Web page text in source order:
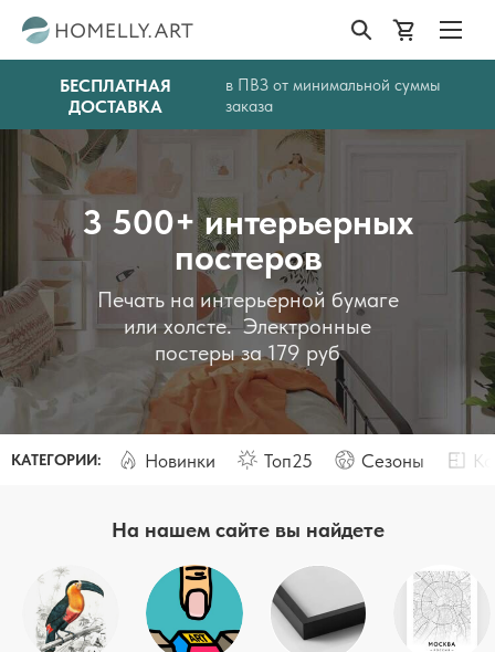
БЕСПЛАТНАЯ
ДОСТАВКА
в ПВЗ от минимальной суммы
заказа
3 500+ интерьерных
постеров
Печать на интерьерной бумаге
или холсте. Электронные
постеры за 179 руб
КАТЕГОРИИ: Новинки Топ25 Сезоны
На нашем сайте вы найдете